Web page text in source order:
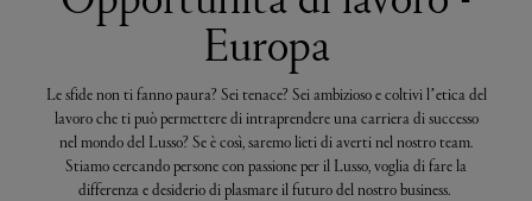
SOSTENIBILITÀ
FINANCE
Europa
Le sfide non ti fanno paura? Sei tenace? Sei ambizioso e coltivi l’etica del
lavoro che ti può permettere di intraprendere una carriera di successo
nel mondo del Lusso? Se è così, saremo lieti di averti nel nostro team.
Stiamo cercando persone con passione per il Lusso, voglia di fare la
differenza e desiderio di plasmare il futuro del nostro business.